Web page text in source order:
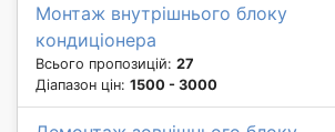
Монтаж внутрішнього блоку
кондиціонера
Всього пропозицій: 27
Діапазон цін: 1500 - 3000